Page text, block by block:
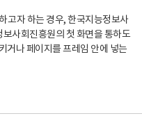
고자 하는 경우, 한국지능정보사
사회진흥원의 첫 화면을 통하도
거나 페이지를 프레임 안에 넣는